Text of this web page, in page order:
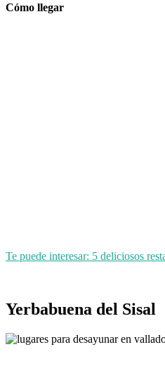
Cómo llegar
Te puede interesar: 5 deliciosos
Yerbabuena del Sisal